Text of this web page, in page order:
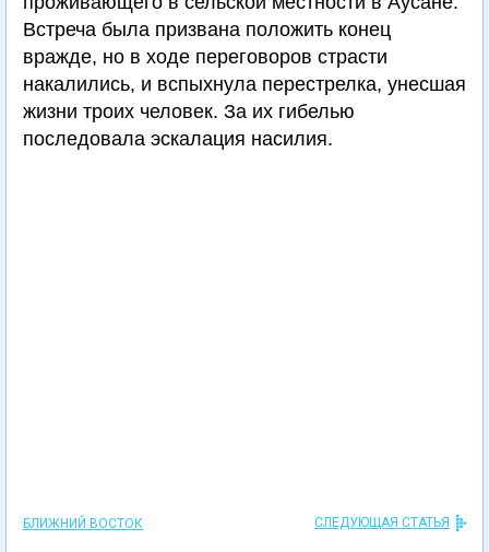
Встреча была призвана положить конец
вражде, но в ходе переговоров страсти
накалились, и вспыхнула перестрелка, унесшая
жизни троих человек. За их гибелью
последовала эскалация насилия.
БЛИЖНИЙ ВОСТОК СЛЕДУЮЩАЯ СТАТЬЯ